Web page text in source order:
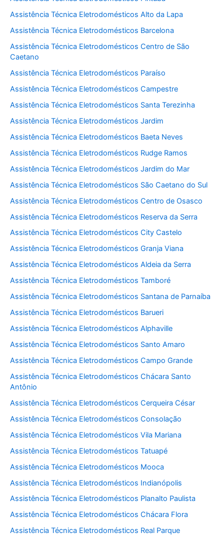
Assistência Técnica Eletrodomésticos Alto da Lapa
Assistência Técnica Eletrodomésticos Barcelona
Assistência Técnica Eletrodomésticos Centro de São
Caetano
Assistência Técnica Eletrodomésticos Paraíso
Assistência Técnica Eletrodomésticos Campestre
Assistência Técnica Eletrodomésticos Santa Terezinha
Assistência Técnica Eletrodomésticos Jardim
Assistência Técnica Eletrodomésticos Baeta Neves
Assistência Técnica Eletrodomésticos Rudge Ramos
Assistência Técnica Eletrodomésticos Jardim do Mar
Assistência Técnica Eletrodomésticos São Caetano do Sul
Assistência Técnica Eletrodomésticos Centro de Osasco
Assistência Técnica Eletrodomésticos Reserva da Serra
Assistência Técnica Eletrodomésticos City Castelo
Assistência Técnica Eletrodomésticos Granja Viana
Assistência Técnica Eletrodomésticos Aldeia da Serra
Assistência Técnica Eletrodomésticos Tamboré
Assistência Técnica Eletrodomésticos Santana de Parnaíba
Assistência Técnica Eletrodomésticos Barueri
Assistência Técnica Eletrodomésticos Alphaville
Assistência Técnica Eletrodomésticos Santo Amaro
Assistência Técnica Eletrodomésticos Campo Grande
Assistência Técnica Eletrodomésticos Chácara Santo
Antônio
Assistência Técnica Eletrodomésticos Cerqueira César
Assistência Técnica Eletrodomésticos Consolação
Assistência Técnica Eletrodomésticos Vila Mariana
Assistência Técnica Eletrodomésticos Tatuapé
Assistência Técnica Eletrodomésticos Mooca
Assistência Técnica Eletrodomésticos Indianópolis
Assistência Técnica Eletrodomésticos Planalto Paulista
Assistência Técnica Eletrodomésticos Chácara Flora
Assistência Técnica Eletrodomésticos Real Parque